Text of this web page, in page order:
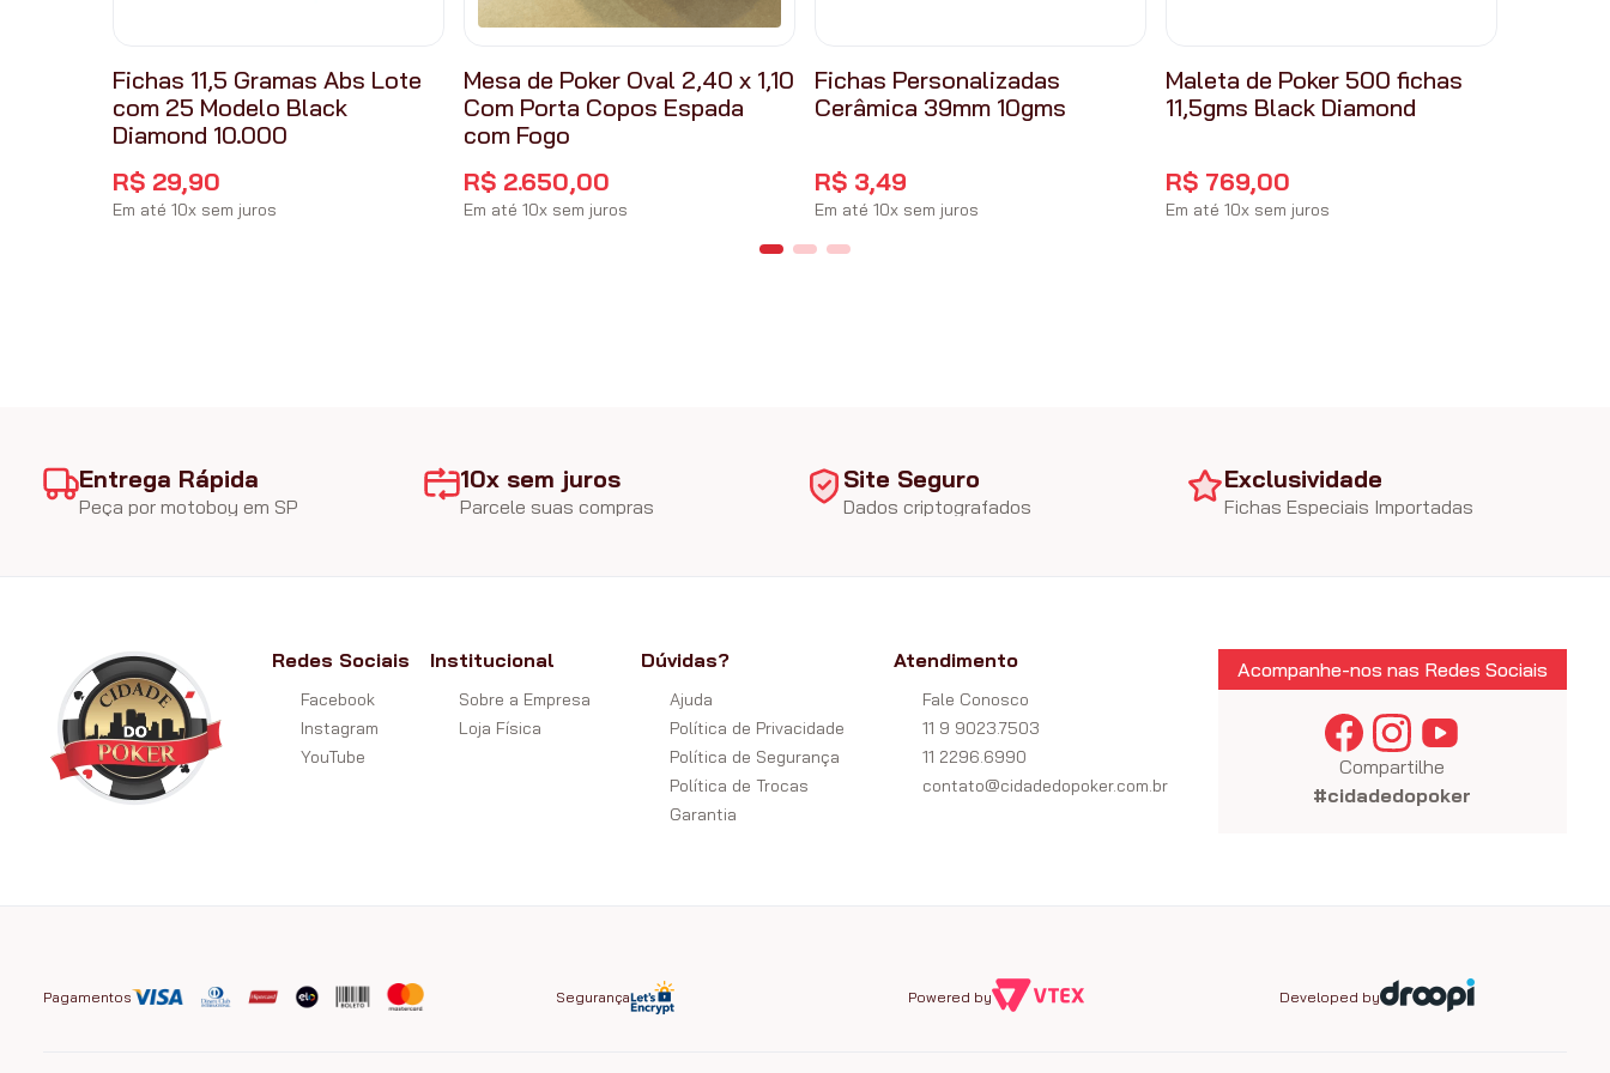
Fichas 11,5 Gramas Abs Lote
com 25 Modelo Black
Diamond 10.000
R$ 29,90
Em até10x sem juros
Mesa de Poker Oval 2,40 x 1,10
Com Porta Copos Espada
com Fogo
R$ 2.650,00
Em até10x sem juros
Fichas Personalizadas
Cerâmica 39mm 10gms
R$ 3,49
Em até10x sem juros
Maleta de Poker 500 fichas
11,5gms Black Diamond
R$ 769,00
Em até10x sem juros
Entrega Rápida
Peça por motoboy em SP
10x sem juros
Parcele suas compras
Site Seguro
Dados criptografados
Exclusividade
Fichas Especiais Importadas
Redes Sociais
Facebook
Instagram
YouTube
Institucional
Sobre a Empresa
Loja Física
Dúvidas?
Ajuda
Política de Privacidade
Política de Segurança
Política de Trocas
Garantia
Atendimento
Fale Conosco
11 9 9023.7503
11 2296.6990
contato@cidadedopoker.com.br
Acompanhe-nos nas Redes Sociais
Compartilhe
#cidadedopoker
Pagamentos Segurança Powered by Developed by